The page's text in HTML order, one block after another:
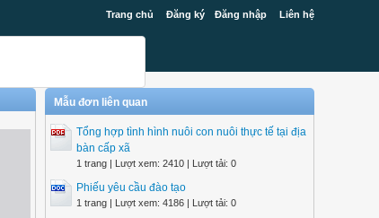
Trang chủ Đăng ký Đăng nhập Liên hệ
Mẫu đơn liên quan
Tổng hợp tình hình nuôi con nuôi thực tế tại địa
bàn cấp xã
1 trang | Lượt xem: 2410 | Lượt tải: 0
Phiếu yêu cầu đào tạo
1 trang | Lượt xem: 4186 | Lượt tải: 0